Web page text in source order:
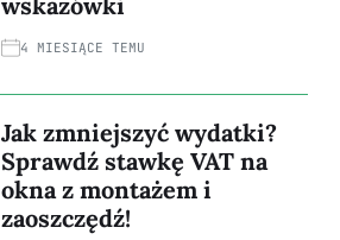
4 MIESIĄCE TEMU
Jak zmniejszyć wydatki?
Sprawdź stawkę VAT na
okna z montażem i
zaoszczędź!